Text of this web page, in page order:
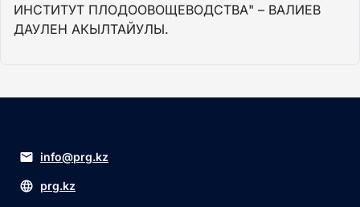
ИНСТИТУТ ПЛОДООВОЩЕВОДСТВА" – ВАЛИЕВ
ДАУЛЕН АКЫЛТАЙУЛЫ.
info@prg.kz
prg.kz